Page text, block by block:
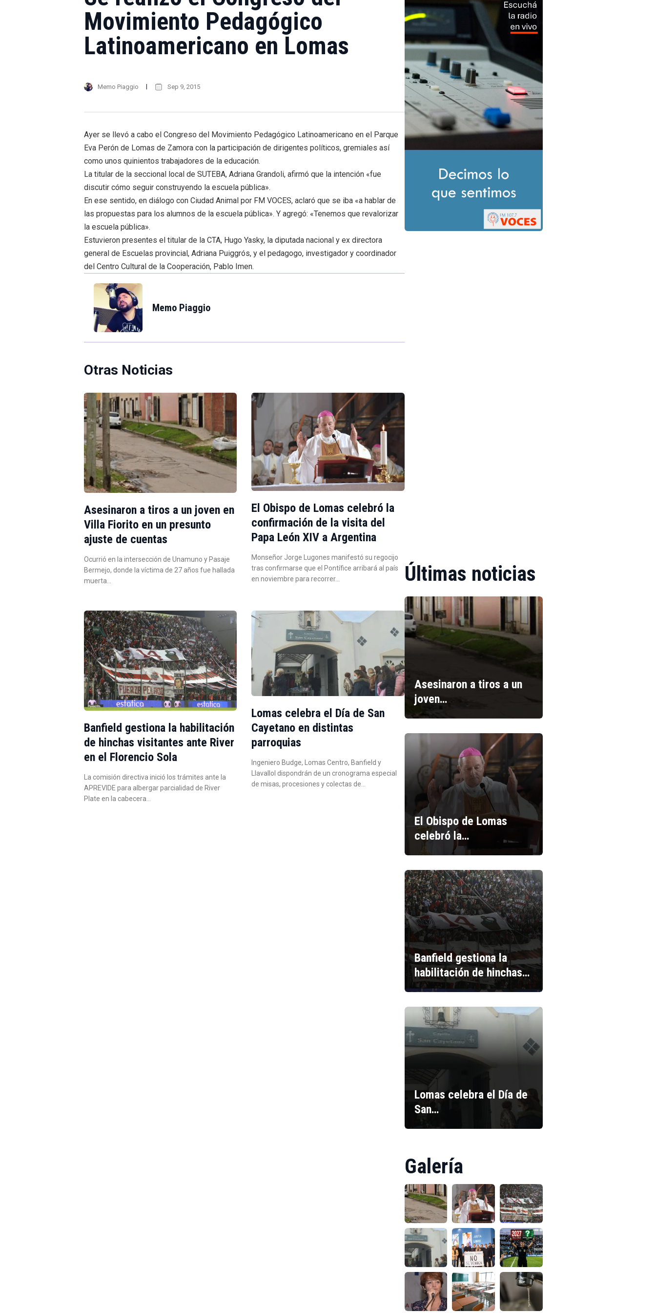
Movimiento Pedagógico
Latinoamericano en Lomas
Memo Piaggio Sep 9, 2015
Ayer se llevó a cabo el Congreso del Movimiento Pedagógico Latinoamericano en el Parque
Eva Perón de Lomas de Zamora con la participación de dirigentes políticos, gremiales así
como unos quinientos trabajadores de la educación.
La titular de la seccional local de SUTEBA, Adriana Grandoli, afirmó que la intención «fue
discutir cómo seguir construyendo la escuela pública».
En ese sentido, en diálogo con Ciudad Animal por FM VOCES, aclaró que se iba «a hablar de
las propuestas para los alumnos de la escuela pública». Y agregó: «Tenemos que revalorizar
la escuela pública».
Estuvieron presentes el titular de la CTA, Hugo Yasky, la diputada nacional y ex directora
general de Escuelas provincial, Adriana Puiggrós, y el pedagogo, investigador y coordinador
del Centro Cultural de la Cooperación, Pablo Imen.
Memo Piaggio
Otras Noticias
Asesinaron a tiros a un joven en
Villa Fiorito en un presunto
ajuste de cuentas
Ocurrió en la intersección de Unamuno y Pasaje
Bermejo, donde la víctima de 27 años fue hallada
muerta…
El Obispo de Lomas celebró la
confirmación de la visita del
Papa León XIV a Argentina
Monseñor Jorge Lugones manifestó su regocijo
tras confirmarse que el Pontífice arribará al país
en noviembre para recorrer…
Banfield gestiona la habilitación
de hinchas visitantes ante River
en el Florencio Sola
La comisión directiva inició los trámites ante la
APREVIDE para albergar parcialidad de River
Plate en la cabecera…
Lomas celebra el Día de San
Cayetano en distintas
parroquias
Ingeniero Budge, Lomas Centro, Banfield y
Llavallol dispondrán de un cronograma especial
de misas, procesiones y colectas de…
Últimas noticias
Asesinaron a tiros a un
joven…
El Obispo de Lomas
celebró la…
Banfield gestiona la
habilitación de hinchas…
Lomas celebra el Día de
San…
Galería